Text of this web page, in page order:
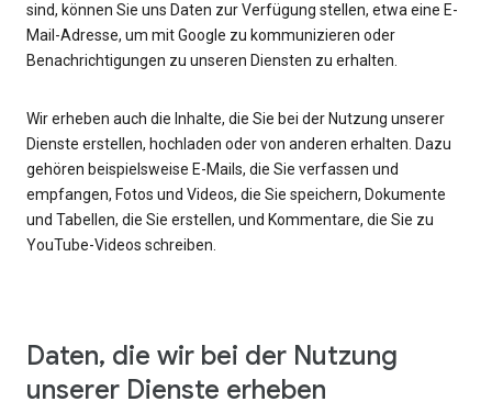
sind, können Sie uns Daten zur Verfügung stellen, etwa eine E-
Mail-Adresse, um mit Google zu kommunizieren oder
Benachrichtigungen zu unseren Diensten zu erhalten.
Wir erheben auch die Inhalte, die Sie bei der Nutzung unserer
Dienste erstellen, hochladen oder von anderen erhalten. Dazu
gehören beispielsweise E-Mails, die Sie verfassen und
empfangen, Fotos und Videos, die Sie speichern, Dokumente
und Tabellen, die Sie erstellen, und Kommentare, die Sie zu
YouTube-Videos schreiben.
Daten, die wir bei der Nutzung
unserer Dienste erheben